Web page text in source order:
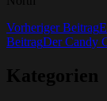
Beitrags-
Navigation
Vorheriger Beitrag
BeitragDer Candy
Kategorien